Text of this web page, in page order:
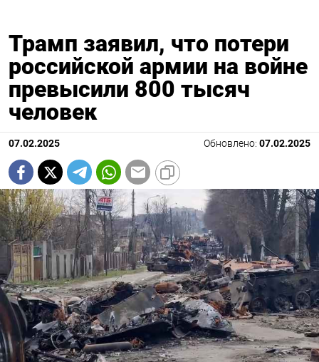
Трамп заявил, что потери
российской армии на войне
превысили 800 тысяч
человек
07.02.2025 Обновлено: 07.02.2025